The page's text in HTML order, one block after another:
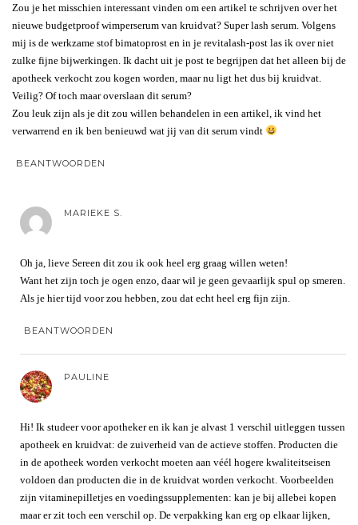
Zou je het misschien interessant vinden om een artikel te schrijven over het
nieuwe budgetproof wimperserum van kruidvat? Super lash serum. Volgens
mij is de werkzame stof bimatoprost en in je revitalash-post las ik over niet
zulke fijne bijwerkingen. Ik dacht uit je post te begrijpen dat het alleen bij de
apotheek verkocht zou kogen worden, maar nu ligt het dus bij kruidvat.
Veilig? Of toch maar overslaan dit serum?
Zou leuk zijn als je dit zou willen behandelen in een artikel, ik vind het
verwarrend en ik ben benieuwd wat jij van dit serum vindt
BEANTWOORDEN
MARIEKE S.
Oh ja, lieve Sereen dit zou ik ook heel erg graag willen weten!
Want het zijn toch je ogen enzo, daar wil je geen gevaarlijk spul op smeren.
Als je hier tijd voor zou hebben, zou dat echt heel erg fijn zijn.
BEANTWOORDEN
PAULINE
Hi! Ik studeer voor apotheker en ik kan je alvast 1 verschil uitleggen tussen
apotheek en kruidvat: de zuiverheid van de actieve stoffen. Producten die
in de apotheek worden verkocht moeten aan véél hogere kwaliteitseisen
voldoen dan producten die in de kruidvat worden verkocht. Voorbeelden
zijn vitaminepilletjes en voedingssupplementen: kan je bij allebei kopen
maar er zit toch een verschil op. De verpakking kan erg op elkaar lijken,